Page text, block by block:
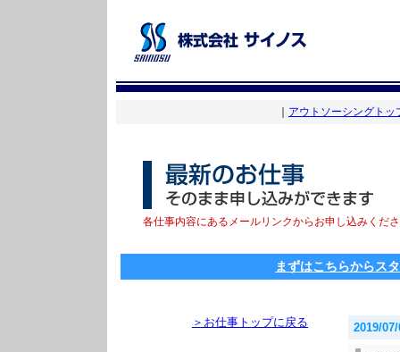
アウトソーシングトッ
各仕事内容にあるメールリンクからお申し込みくだ
まずはこちらからス
＞お仕事トップに戻る 2019/